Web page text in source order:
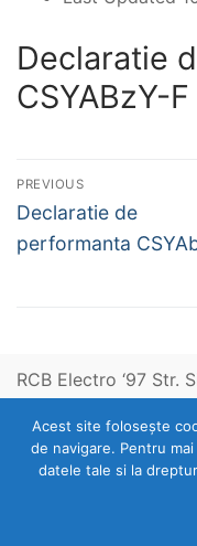
Declaratie
CSYABzY-F
Navigare
în
articole
PREVIOUS
Previous
post:
Declaratie de
performanta
RCB Electro ‘97 Str.
Acest site foloseşte
de navigare. Pentru
datele tale si la